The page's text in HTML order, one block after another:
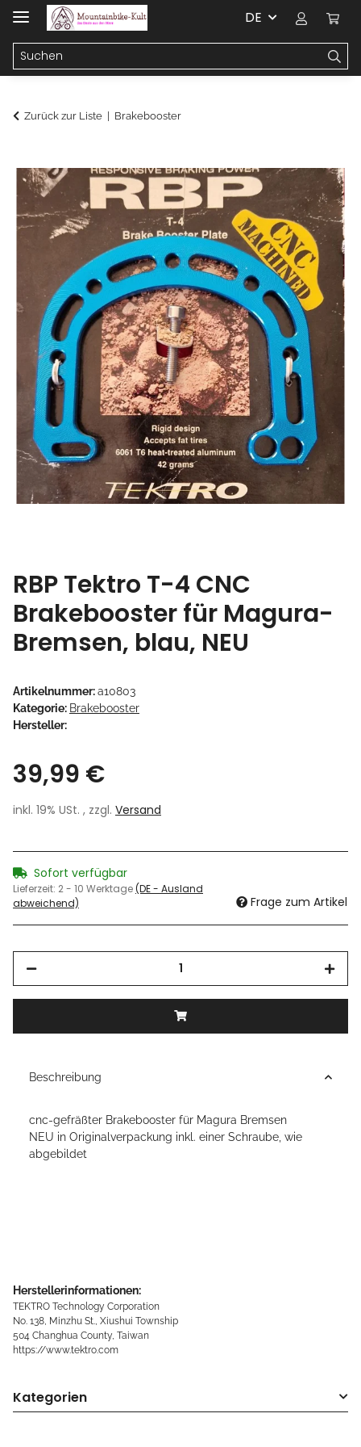
DE
Zurück zur Liste Brakebooster
RBP Tektro T-4 CNC
Brakebooster für Magura-
Bremsen, blau, NEU
Artikelnummer:a10803
Kategorie: Brakebooster
Hersteller:
39,99 €
inkl. 19% USt. , zzgl. Versand
Sofort verfügbar
Lieferzeit: 2 - 10 Werktage(DE - Ausland
abweichend)
Frage zum Artikel
Beschreibung
cnc-gefräßter Brakebooster für Magura Bremsen
NEU in Originalverpackung inkl. einer Schraube, wie
abgebildet
Herstellerinformationen:
TEKTRO Technology Corporation
No. 138, Minzhu St., Xiushui Township
504 Changhua County, Taiwan
https://www.tektro.com
Kategorien